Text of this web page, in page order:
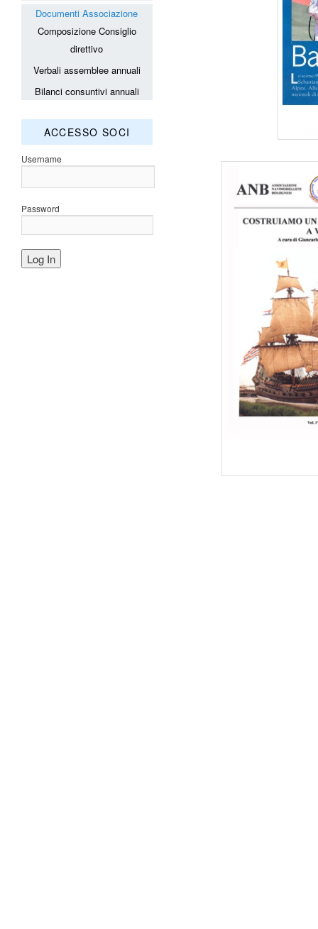
Documenti Associazione
Composizione Consiglio
direttivo
Verbali assemblee annuali
Bilanci consuntivi annuali
ACCESSO SOCI
Username
Password